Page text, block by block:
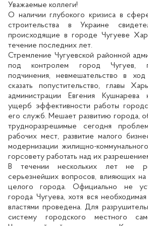
Уважаемые коллеги!
О наличии глубокого кризиса в
строительства в Украине
происходящие в городе Чугуеве
течение последних лет.
Стремление Чугуевской районной
под контролем город Чугуев,
подчинения, невмешательство в
сказать попустительство, главы
администрации Евгения Кушнарева
ущерб эффективности работы
его служб. Мешает развитию города,
трудноразрешимые сегодня
рабочих мест, развитие малого
модернизации жилищно-
горсовету работать над их
В течении нескольких лет не
серьезнейших вопросов, влияющих на
целого города. Официально не
города Чугуева, хотя вся
властями проведена. Для
систему городского местного